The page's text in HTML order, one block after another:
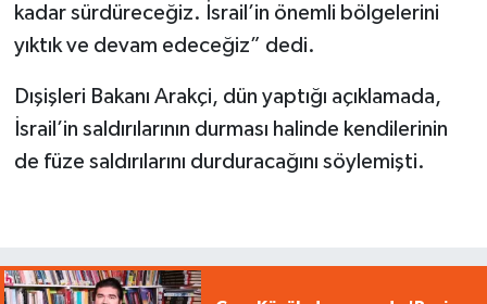
kadar sürdüreceğiz. İsrail’in önemli bölgelerini
yıktık ve devam edeceğiz” dedi.
Dışişleri Bakanı Arakçi, dün yaptığı açıklamada,
İsrail’in saldırılarının durması halinde kendilerinin
de füze saldırılarını durduracağını söylemişti.